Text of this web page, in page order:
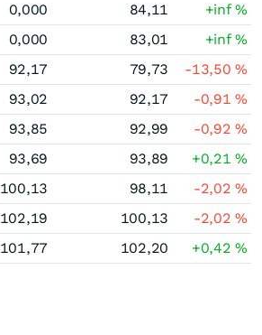
0,000 84,11 +inf%
0,000 83,01 +inf%
92,17 79,73 -13,50%
93,02 92,17 -0,91%
93,85 92,99 -0,92%
93,69 93,89 +0,21%
100,13 98,11 -2,02%
102,19 100,13 -2,02%
101,77 102,20 +0,42%